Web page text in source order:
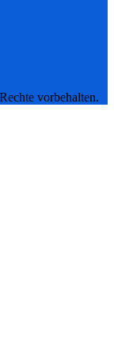
vorbehalten.